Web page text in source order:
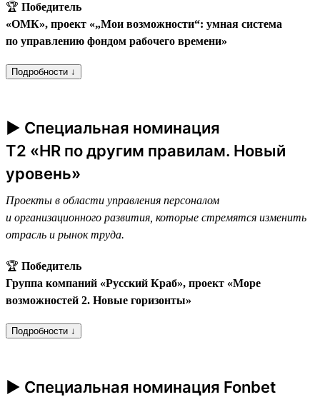
🏆 Победитель
«ОМК», проект «„Мои возможности“: умная система
по управлению фондом рабочего времени»
Подробности ↓
► Специальная номинация
T2 «HR по другим правилам. Новый
уровень»
Проекты в области управления персоналом
и организационного развития, которые стремятся изменить
отрасль и рынок труда.
🏆 Победитель
Группа компаний «Русский Краб», проект «Море
возможностей 2. Новые горизонты»
Подробности ↓
► Специальная номинация Fonbet